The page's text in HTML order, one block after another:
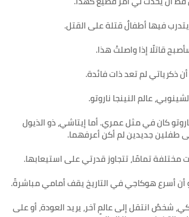
كان في مثل عمري. أما إيتاشي، ذو الذيول
شخصٌ انتقل إلى عالمٍ آخر، يريد العودة، أو على